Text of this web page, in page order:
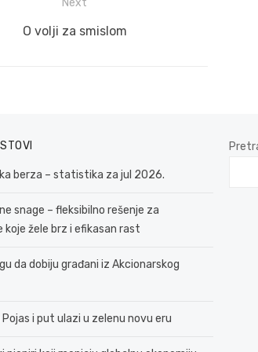
Next
Next
O volji za smislom
berza – statistika za jul 2026.
snage – fleksibilno rešenje za
koje žele brz i efikasan rast
da dobiju građani iz Akcionarskog
i put ulazi u zelenu novu eru